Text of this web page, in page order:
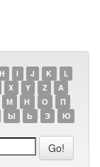
H I J K
L
X Y Z
А
М Н О
П
Ы Ь Э
Ю